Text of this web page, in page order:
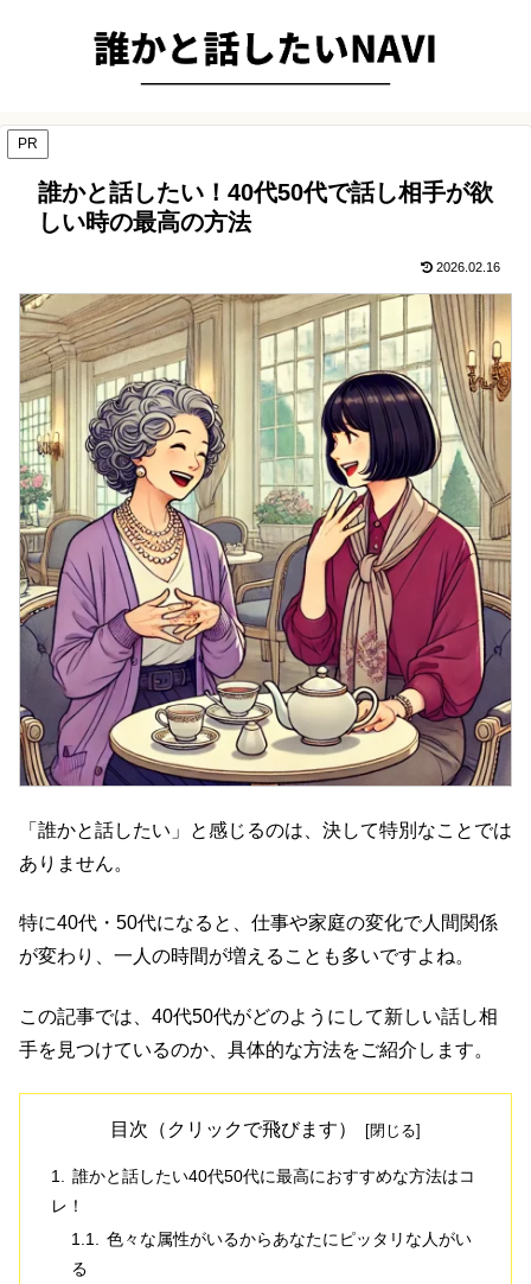
PR
誰かと話したい！40代50代で話し相手が欲
しい時の最高の方法
2026.02.16
「誰かと話したい」と感じるのは、決して特別なことでは
ありません。
特に40代・50代になると、仕事や家庭の変化で人間関係
が変わり、一人の時間が増えることも多いですよね。
この記事では、40代50代がどのようにして新しい話し相
手を見つけているのか、具体的な方法をご紹介します。
目次（クリックで飛びます）
誰かと話したい40代50代に最高におすすめな方法はコ
レ！
色々な属性がいるからあなたにピッタリな人がい
る